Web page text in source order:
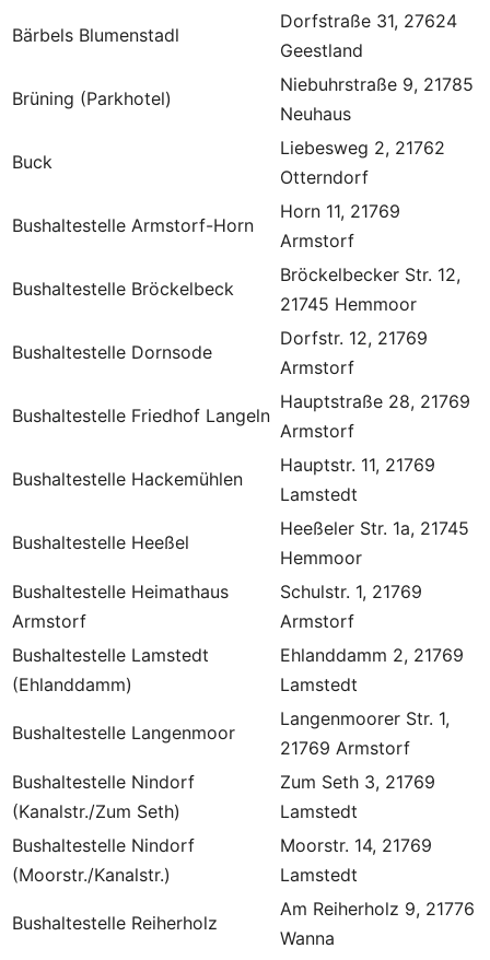
Bärbels Blumenstadl
Dorfstraße 31, 27624
Geestland
Brüning (Parkhotel)
Niebuhrstraße 9, 21785
Neuhaus
Buck
Liebesweg 2, 21762
Otterndorf
Bushaltestelle Armstorf-Horn
Horn 11, 21769
Armstorf
Bushaltestelle Bröckelbeck
Bröckelbecker Str. 12,
21745 Hemmoor
Bushaltestelle Dornsode
Dorfstr. 12, 21769
Armstorf
Bushaltestelle Friedhof Langeln
Hauptstraße 28, 21769
Armstorf
Bushaltestelle Hackemühlen
Hauptstr. 11, 21769
Lamstedt
Bushaltestelle Heeßel
Heeßeler Str. 1a, 21745
Hemmoor
Bushaltestelle Heimathaus
Armstorf
Schulstr. 1, 21769
Armstorf
Bushaltestelle Lamstedt
(Ehlanddamm)
Ehlanddamm 2, 21769
Lamstedt
Bushaltestelle Langenmoor
Langenmoorer Str. 1,
21769 Armstorf
Bushaltestelle Nindorf
(Kanalstr./Zum Seth)
Zum Seth 3, 21769
Lamstedt
Bushaltestelle Nindorf
(Moorstr./Kanalstr.)
Moorstr. 14, 21769
Lamstedt
Bushaltestelle Reiherholz
Am Reiherholz 9, 21776
Wanna